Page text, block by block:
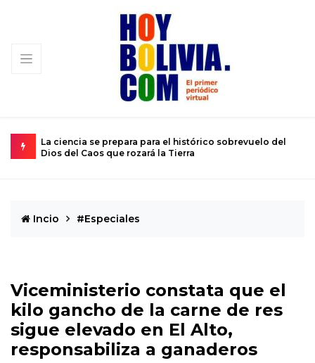
La ciencia se prepara para el histórico sobrevuelo del
Dios del Caos que rozará la Tierra
Incio #Especiales
Viceministerio constata que el
kilo gancho de la carne de res
sigue elevado en El Alto,
responsabiliza a ganaderos